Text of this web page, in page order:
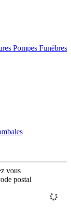
Pompes Funèbres
vous
postal